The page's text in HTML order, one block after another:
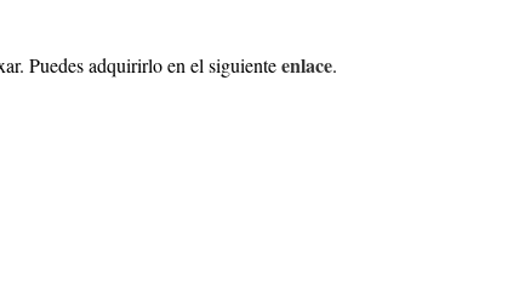
Puedes adquirirlo en el siguienteenlace.